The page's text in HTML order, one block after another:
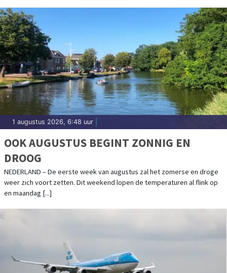
1 augustus 2026, 6:48 uur
OOK AUGUSTUS BEGINT ZONNIG EN
DROOG
NEDERLAND – De eerste week van augustus zal het zomerse en droge
weer zich voort zetten. Dit weekend lopen de temperaturen al flink op
en maandag [...]